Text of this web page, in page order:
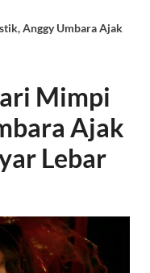
Anggy Umbara Ajak
Mimpi
Ajak
Lebar